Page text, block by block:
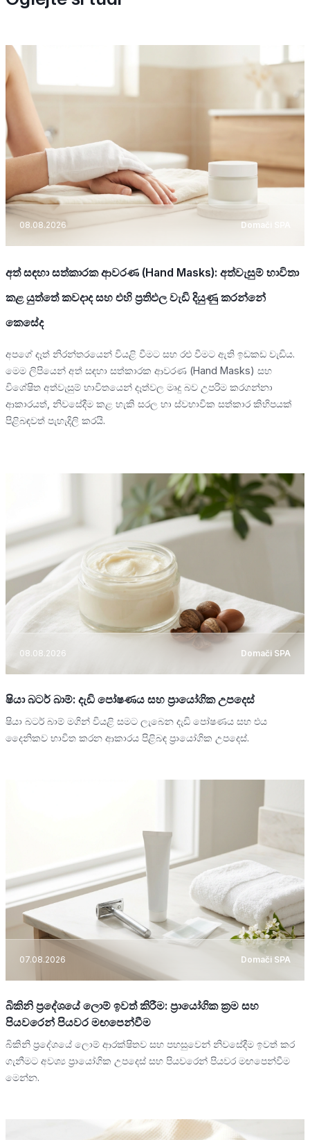
08.08.2026 Domači SPA
අත් සඳහා සත්කාරක ආවරණ (Hand Masks): අත්වැසුම් භාවිතා
කළ යුත්තේ කවදාද සහ එහි ප්‍රතිඵල වැඩි දියුණු කරන්නේ
කෙසේද
අපගේ දෑත් නිරන්තරයෙන් වියළි වීමට සහ රළු වීමට ඇති ඉඩකඩ වැඩිය.
මෙම ලිපියෙන් අත් සඳහා සත්කාරක ආවරණ (Hand Masks) සහ
විශේෂිත අත්වැසුම් භාවිතයෙන් දෑත්වල මෘදු බව උපරිම කරගන්නා
ආකාරයත්, නිවසේදීම කළ හැකි සරල හා ස්වභාවික සත්කාර කිහිපයක්
පිළිබඳවත් පැහැදිලි කරයි.
08.08.2026 Domači SPA
ෂියා බටර් බාම්: දැඩි පෝෂණය සහ ප්‍රායෝගික උපදෙස්
ෂියා බටර් බාම් මගින් වියළි සමට ලැබෙන දැඩි පෝෂණය සහ එය
දෛනිකව භාවිත කරන ආකාරය පිළිබඳ ප්‍රායෝගික උපදෙස්.
07.08.2026 Domači SPA
බිකිනි ප්‍රදේශයේ ලොම් ඉවත් කිරීම: ප්‍රායෝගික ක්‍රම සහ
පියවරෙන් පියවර මඟපෙන්වීම
බිකිනි ප්‍රදේශයේ ලොම් ආරක්ෂිතව සහ පහසුවෙන් නිවසේදීම ඉවත් කර
ගැනීමට අවශ්‍ය ප්‍රායෝගික උපදෙස් සහ පියවරෙන් පියවර මඟපෙන්වීම
මෙන්න.